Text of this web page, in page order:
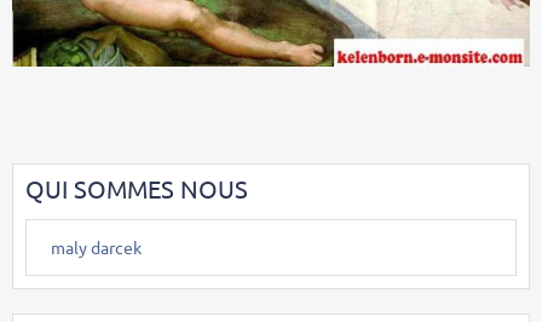
QUI SOMMES NOUS
maly darcek